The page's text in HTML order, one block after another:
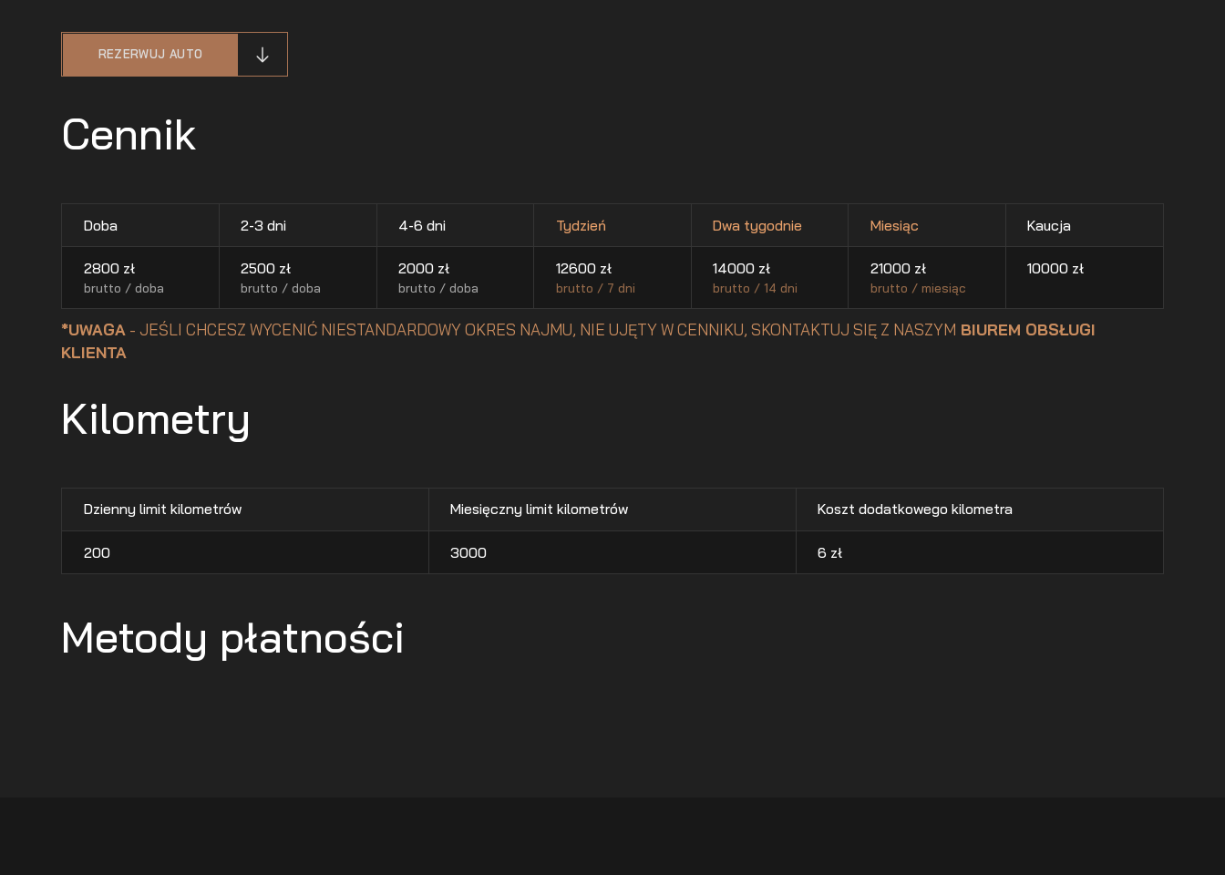
REZERWUJ AUTO
Cennik
Doba
2800zł
brutto / doba
2-3 dni
2500 zł
brutto / doba
4-6 dni
2000zł
brutto / doba
Tydzień
12600zł
brutto / 7 dni
Dwa tygodnie
14000 zł
brutto / 14 dni
Miesiąc
21000zł
brutto / miesiąc
Kaucja
10000 zł
*UWAGA - JEŚLI CHCESZ WYCENIĆ NIESTANDARDOWY OKRES NAJMU, NIE UJĘTY W CENNIKU, SKONTAKTUJ SIĘ Z NASZYM BIUREM OBSŁUGI
KLIENTA
Kilometry
Dzienny limit kilometrów
200
Miesięczny limit kilometrów
3000
Koszt dodatkowego kilometra
6 zł
Metody płatności